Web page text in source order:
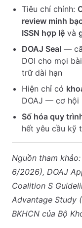
Tiêu chí chính:
review minh
ISSN hợp lệ và
DOAJ Seal —
DOI cho mọi
trữ dài hạn
Hiện chỉ có
DOAJ — cơ hội
Số hóa quy
hết yêu cầu kỹ
Nguồn tham
6/2026), DOAJ
Coalition S
Advantage Study
BKHCN của Bộ